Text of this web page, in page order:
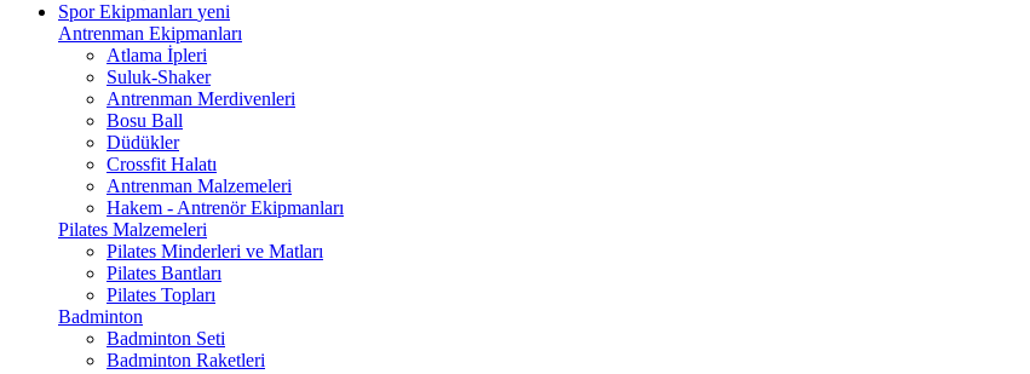
Spor Ekipmanları yeni
Antrenman Ekipmanları
Atlama İpleri
Suluk-Shaker
Antrenman Merdivenleri
Bosu Ball
Düdükler
Crossfit Halatı
Antrenman Malzemeleri
Hakem - Antrenör Ekipmanları
Pilates Malzemeleri
Pilates Minderleri ve Matları
Pilates Bantları
Pilates Topları
Badminton
Badminton Seti
Badminton Raketleri